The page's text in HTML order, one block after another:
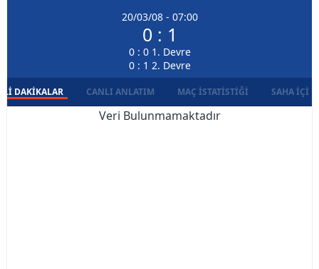
20/03/08 - 07:00
0 : 1
0 : 0 1. Devre
0 : 1 2. Devre
DAKIKALAR CANLI ANLATIM MAÇ İSTATISTIĞI SAHA İÇI
Veri Bulunmamaktadır